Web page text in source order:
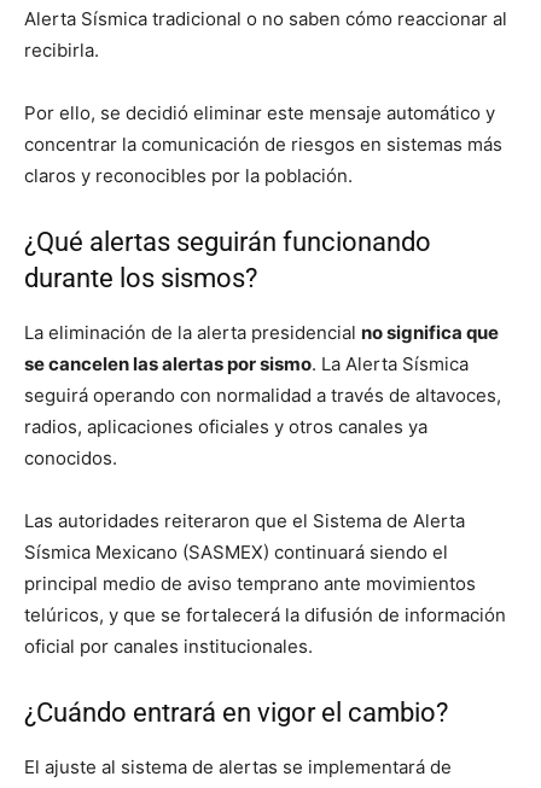
Alerta Sísmica tradicional o no saben cómo reaccionar al
recibirla.
Por ello, se decidió eliminar este mensaje automático y
concentrar la comunicación de riesgos en sistemas más
claros y reconocibles por la población.
¿Qué alertas seguirán funcionando
durante los sismos?
La eliminación de la alerta presidencial no significa que
se cancelen las alertas por sismo. La Alerta Sísmica
seguirá operando con normalidad a través de altavoces,
radios, aplicaciones oficiales y otros canales ya
conocidos.
Las autoridades reiteraron que el Sistema de Alerta
Sísmica Mexicano (SASMEX) continuará siendo el
principal medio de aviso temprano ante movimientos
telúricos, y que se fortalecerá la difusión de información
oficial por canales institucionales.
¿Cuándo entrará en vigor el cambio?
El ajuste al sistema de alertas se implementará de